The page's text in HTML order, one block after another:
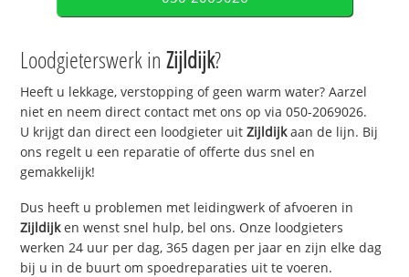
Loodgieterswerk inZijldijk?
Heeft u lekkage, verstopping of geen warm water? Aarzel
niet en neem direct contact met ons op via 050-2069026.
U krijgt dan direct een loodgieter uitZijldijkaan de lijn. Bij
ons regelt u een reparatie of offerte dus snel en
gemakkelijk!
Dus heeft u problemen met leidingwerk of afvoeren in
Zijldijken wenst snel hulp, bel ons. Onze loodgieters
werken 24 uur per dag, 365 dagen per jaar en zijn elke dag
bij u in de buurt om spoedreparaties uit te voeren.